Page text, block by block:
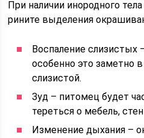
При наличии инородного
рините выделения
Воспаление слизистых
особенно это заметно
слизистой.
Зуд – питомец будет
тереться о мебель,
Изменение дыхания –